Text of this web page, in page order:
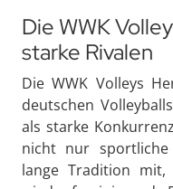
Die WWK
starke Rivalen
Die WWK Volleys
deutschen
als starke
nicht nur
lange Tradition